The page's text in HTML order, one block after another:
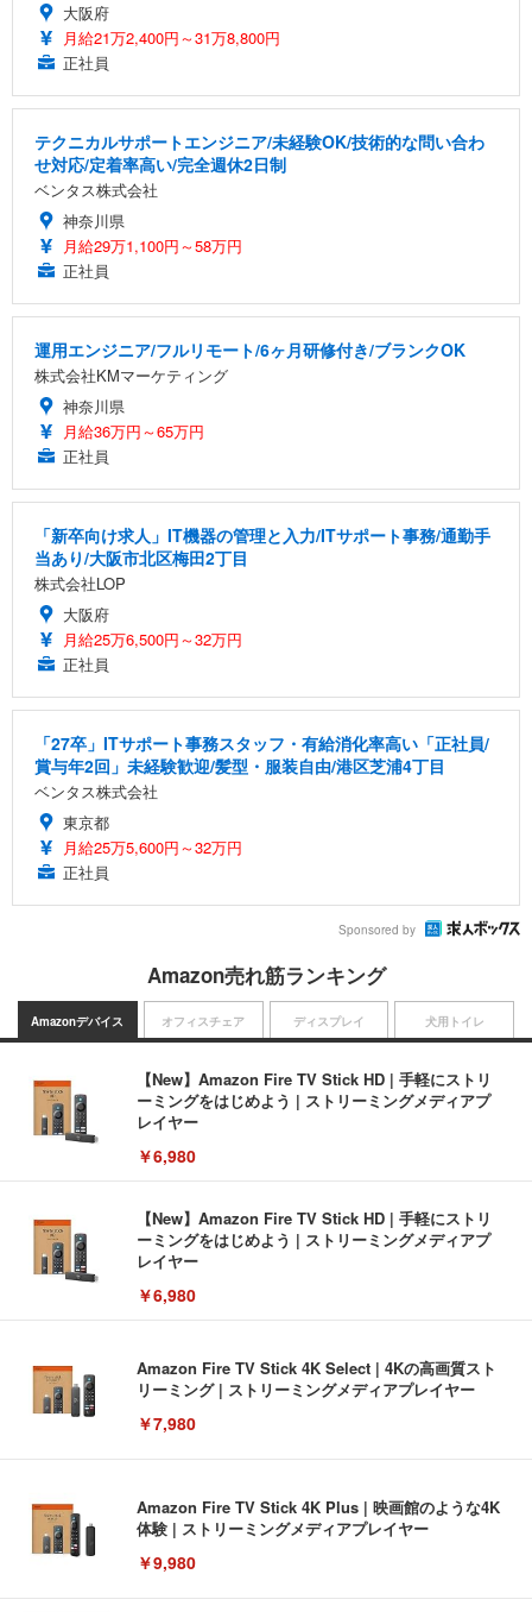
大阪府
月給21万2,400円～31万8,800円
正社員
テクニカルサポートエンジニア/未経験OK/技術的な問い合わ
せ対応/定着率高い/完全週休2日制
ベンタス株式会社
神奈川県
月給29万1,100円～58万円
正社員
運用エンジニア/フルリモート/6ヶ月研修付き/ブランクOK
株式会社KMマーケティング
神奈川県
月給36万円～65万円
正社員
「新卒向け求人」IT機器の管理と入力/ITサポート事務/通勤手
当あり/大阪市北区梅田2丁目
株式会社LOP
大阪府
月給25万6,500円～32万円
正社員
「27卒」ITサポート事務スタッフ・有給消化率高い「正社員/
賞与年2回」未経験歓迎/髪型・服装自由/港区芝浦4丁目
ベンタス株式会社
東京都
月給25万5,600円～32万円
正社員
Sponsored by
Amazon売れ筋ランキング
Amazonデバイス
【New】Amazon Fire TV Stick HD | 手軽にストリ
ーミングをはじめよう | ストリーミングメディアプ
レイヤー
￥6,980
【New】Amazon Fire TV Stick HD | 手軽にストリ
ーミングをはじめよう | ストリーミングメディアプ
レイヤー
￥6,980
Amazon Fire TV Stick 4K Select | 4Kの高画質スト
リーミング | ストリーミングメディアプレイヤー
￥7,980
Amazon Fire TV Stick 4K Plus | 映画館のような4K
体験 | ストリーミングメディアプレイヤー
￥9,980
オフィスチェア ディスプレイ 犬用トイレ